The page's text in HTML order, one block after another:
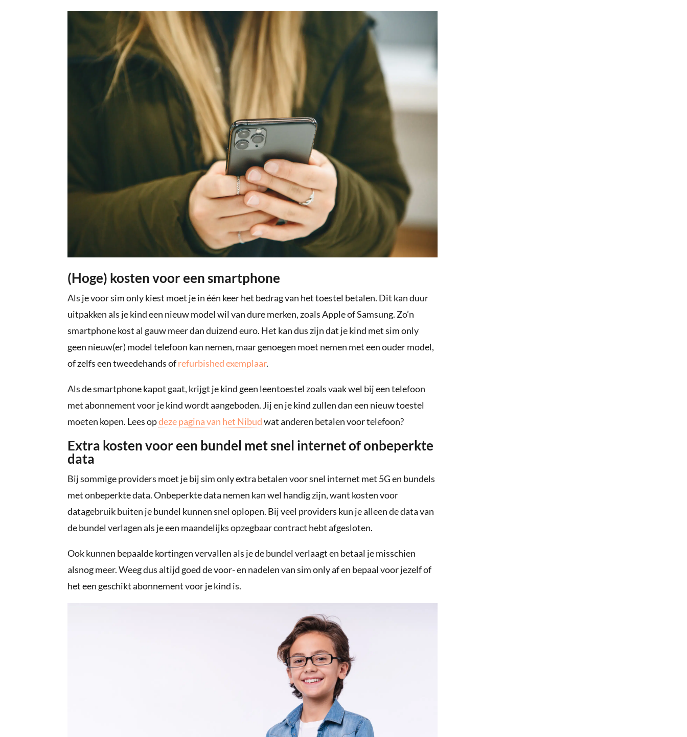
(Hoge) kosten voor een smartphone
Als je voor sim only kiest moet je in één keer het bedrag van het toestel betalen. Dit kan duur
uitpakken als je kind een nieuw model wil van dure merken, zoals Apple of Samsung. Zo’n
smartphone kost al gauw meer dan duizend euro. Het kan dus zijn dat je kind met sim only
geen nieuw(er) model telefoon kan nemen, maar genoegen moet nemen met een ouder model,
of zelfs een tweedehands ofrefurbished exemplaar.
Als de smartphone kapot gaat, krijgt je kind geen leentoestel zoals vaak wel bij een telefoon
met abonnement voor je kind wordt aangeboden. Jij en je kind zullen dan een nieuw toestel
moeten kopen. Lees opdeze pagina van het Nibudwat anderen betalen voor telefoon?
Extra kosten voor een bundel met snel internet of onbeperkte
data
Bij sommige providers moet je bij sim only extra betalen voor snel internet met 5G en bundels
met onbeperkte data. Onbeperkte data nemen kan wel handig zijn, want kosten voor
datagebruik buiten je bundel kunnen snel oplopen. Bij veel providers kun je alleen de data van
de bundel verlagen als je een maandelijks opzegbaar contract hebt afgesloten.
Ook kunnen bepaalde kortingen vervallen als je de bundel verlaagt en betaal je misschien
alsnog meer. Weeg dus altijd goed de voor- en nadelen van sim only af en bepaal voor jezelf of
het een geschikt abonnement voor je kind is.